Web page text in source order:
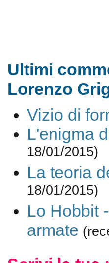
Ultimi
Lorenzo
Vizio di
L'enigma
18/01/2015)
La teoria
18/01/2015)
Lo Hobbit
armate